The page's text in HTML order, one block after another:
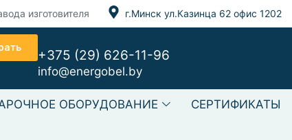
изготовителя г.Минск ул.Казинца 62 офис 1202
+375 (29) 626-11-96
info@energobel.by
ОБОРУДОВАНИЕ СЕРТИФИКАТЫ